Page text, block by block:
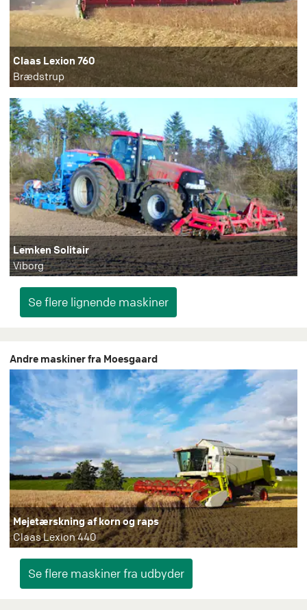
Claas Lexion 760
Brædstrup
Lemken Solitair
Viborg
Andre maskiner fra Moesgaard
Mejetærskning af korn og raps
Claas Lexion 440